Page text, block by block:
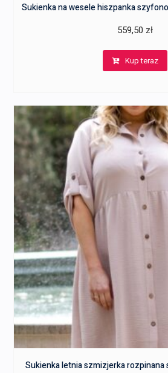
Sukienka na wesele hiszpanka
559,50 zł
Kup teraz
Sukienka letnia szmizjerka rozpinana